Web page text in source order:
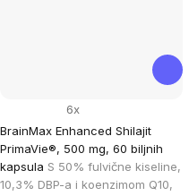
BrainMax Enhanced Shilajit
PrimaVie®, 500 mg, 60 biljnih
kapsula S 50% fulvične kiseline,
10,3% DBP-a i koenzimom Q10,
6x